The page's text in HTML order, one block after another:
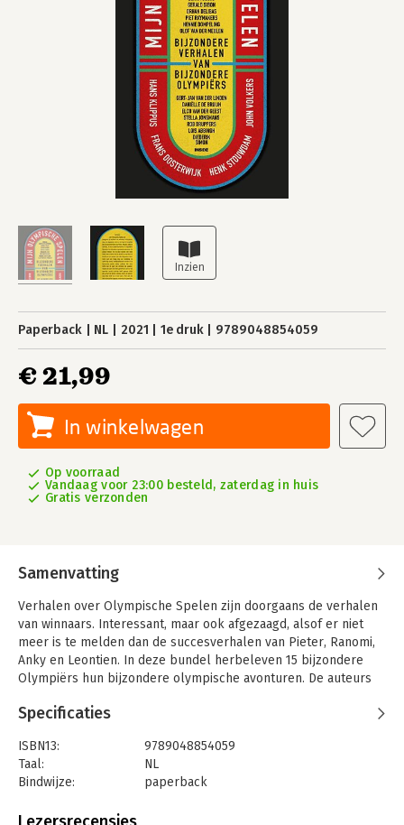
Paperback NL 2021 1e druk 9789048854059
€ 21,99
In winkelwagen
Op voorraad
Vandaag voor 23:00 besteld, zaterdag in huis
Gratis verzonden
Samenvatting
Verhalen over Olympische Spelen zijn doorgaans de verhalen
van winnaars. Interessant, maar ook afgezaagd, alsof er niet
meer is te melden dan de succesverhalen van Pieter, Ranomi,
Anky en Leontien. In deze bundel herbeleven 15 bijzondere
Olympiërs hun bijzondere olympische avonturen. De auteurs
van de medaille, maar door de kracht van het verhaal. Aan elke
opoffering vooraf. Voetbalsalarissen worden in de Olympische
sporten zelden verdiend, dus moet liefde voor de sport wel
drijfveer zijn geweest. Hoezeer de sport hen heeft gevormd en
Specificaties
ISBN13:
9789048854059
Taal:
NL
Bindwijze:
paperback
Uitgever: